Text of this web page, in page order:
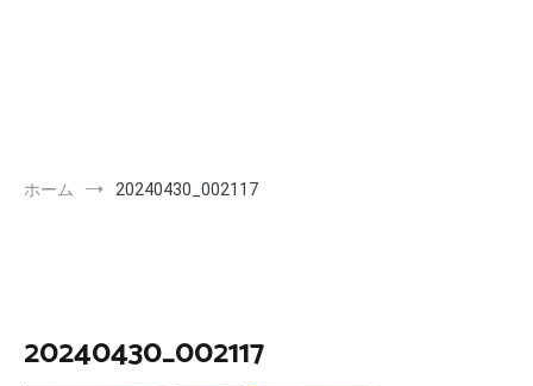
ホーム 20240430_002117
20240430_002117